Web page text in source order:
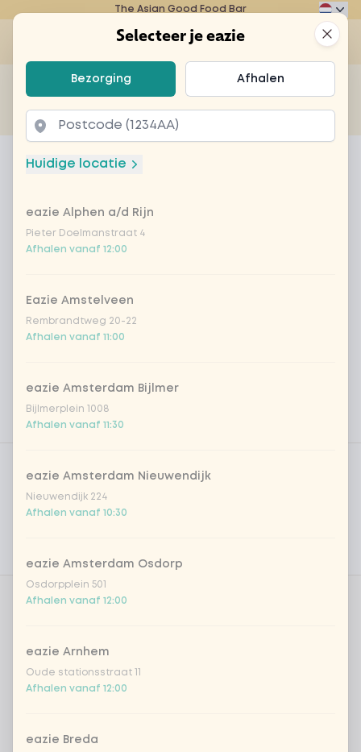
The Asian Good Food Bar
Zoek bijvoorbeeld naar vegetarisch of poké bowl...
of
large create your own
Product information
Allergenen
Voedingswaarden
kipfilet
garnalen
Selecteer je eazie
Bezorging Afhalen
Huidige locatie
eazie Alphen a/d Rijn
Pieter Doelmanstraat 4
Afhalen vanaf 12:00
Eazie Amstelveen
Rembrandtweg 20-22
Afhalen vanaf 11:00
eazie Amsterdam Bijlmer
Bijlmerplein 1008
Afhalen vanaf 11:30
eazie Amsterdam Nieuwendijk
Nieuwendijk 224
Afhalen vanaf 10:30
eazie Amsterdam Osdorp
Osdorpplein 501
Afhalen vanaf 12:00
eazie Arnhem
Oude stationsstraat 11
Afhalen vanaf 12:00
eazie Breda